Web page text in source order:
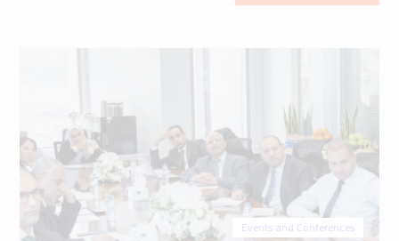
Events and Conferences